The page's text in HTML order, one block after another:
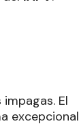
El
excepcional